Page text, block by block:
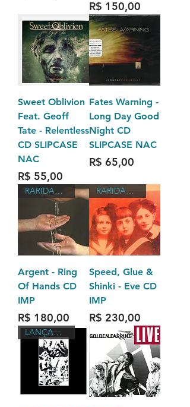
Preço
R$ 150,00
Sweet Oblivion
Feat. Geoff
Tate - Relentless
CD SLIPCASE
NAC
Preço
R$ 55,00
Fates Warning -
Long Day Good
Night CD
SLIPCASE NAC
Preço
R$ 65,00
RARIDADES
Argent - Ring
Of Hands CD
IMP
Preço
R$ 180,00
RARIDADES
Speed, Glue &
Shinki - Eve CD
IMP
Preço
R$ 230,00
LANÇAMENTO 2026